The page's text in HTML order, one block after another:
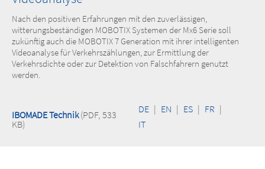
Nach den positiven Erfahrungen mit den zuverlässigen,
witterungsbeständigen MOBOTIX Systemen der Mx6 Serie soll
zukünftig auch die MOBOTIX 7 Generation mit ihrer intelligenten
Videoanalyse für Verkehrszählungen, zur Ermittlung der
Verkehrsdichte oder zur Detektion von Falschfahrern genutzt
werden.
IBOMADE Technik(PDF, 533
KB)
DE | EN | ES | FR |
IT